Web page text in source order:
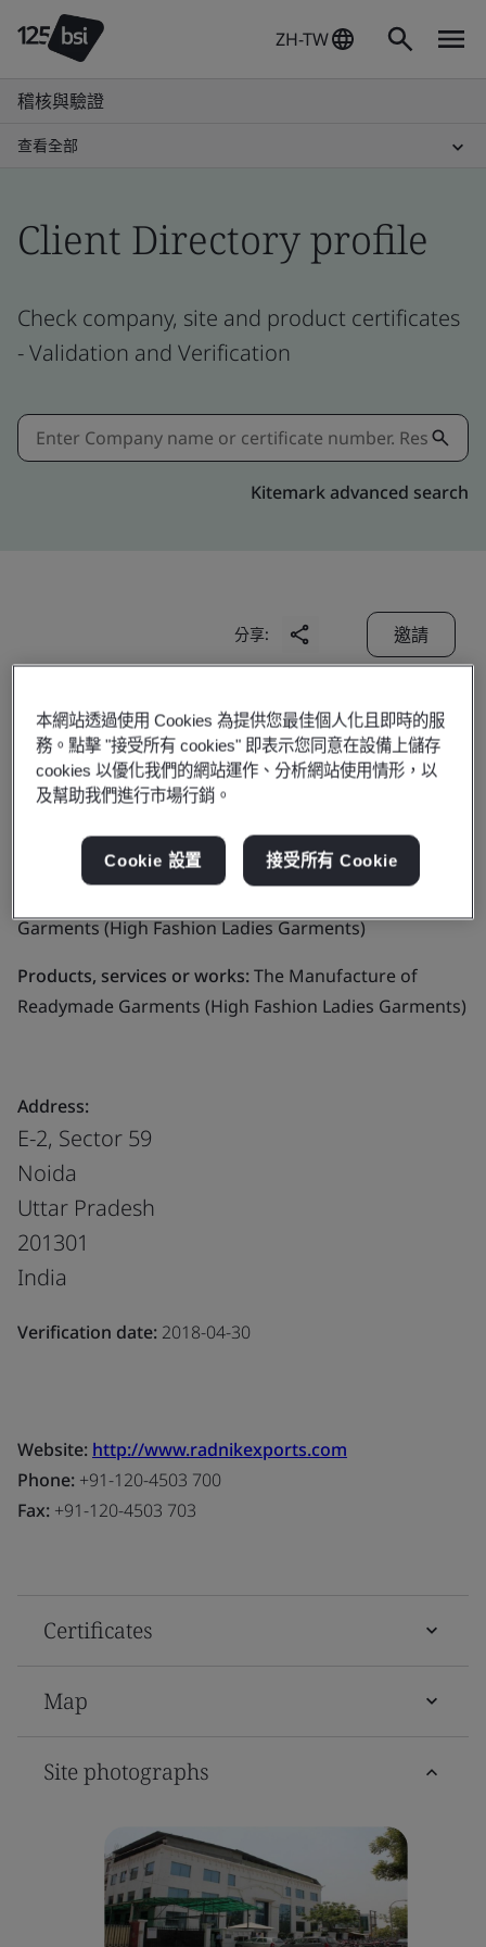
ZH-TW
稽核與驗證
查看全部
Client Directory profile
Check company, site and product certificates
- Validation and Verification
Kitemark advanced search
分享: 邀請
Radnik Exports
Garments (High Fashion Ladies Garments)
Products, services or works:The Manufacture of
Readymade Garments (High Fashion Ladies Garments)
Address:
E-2, Sector 59
Noida
Uttar Pradesh
201301
India
Verification date: 2018-04-30
Website: http://www.radnikexports.com
Phone: +91-120-4503 700
Fax: +91-120-4503 703
Certificates
Map
Site photographs
本網站透過使用 Cookies 為提供您最佳個人化且即時的服
務。點擊 "接受所有 cookies" 即表示您同意在設備上儲存
cookies 以優化我們的網站運作、分析網站使用情形，以
及幫助我們進行市場行銷。
Cookie 設置 接受所有 Cookie